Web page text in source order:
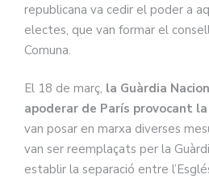
republicana va cedir el poder a
electes, que van formar el
Comuna.
El 18 de març, la Guàrdia
apoderar de París provocant
van posar en marxa diverses
van ser reemplaçats per la
establir la separació entre